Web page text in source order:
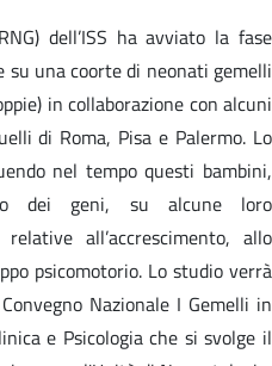
dell’ISS ha avviato la fase
una coorte di neonati gemelli
in collaborazione con alcuni
di Roma, Pisa e Palermo. Lo
nel tempo questi bambini,
dei geni, su alcune loro
all’accrescimento, allo
psicomotorio. Lo studio verrà
Nazionale I Gemelli in
e Psicologia che si svolge il